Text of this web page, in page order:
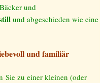
und
und abgeschieden wie eine
und familiär
Sie zu einer kleinen (oder